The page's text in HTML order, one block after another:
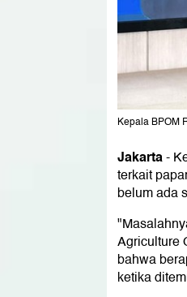
Kepala BPOM
Jakarta-
terkait
belum ada
Agriculture
bahwa
ketika